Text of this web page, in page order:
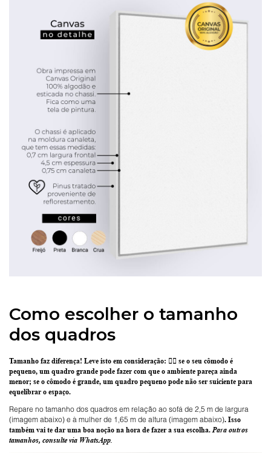
Como escolher o tamanho
dos quadros
Tamanho faz diferença! Leve isto em consideração: 👉🏽 se o seu cômodo é
pequeno, um quadro grande pode fazer com que o ambiente pareça ainda
menor; se o cômodo é grande, um quadro pequeno pode não ser suiciente para
equelibrar o espaço.
Repare no tamanho dos quadros em relação ao sofá de 2,5 m de largura
(imagem abaixo) e à mulher de 1,65 m de altura (imagem abaixo). Isso
também vai te dar uma boa noção na hora de fazer a sua escolha.Para outros
tamanhos, consulte via WhatsApp.